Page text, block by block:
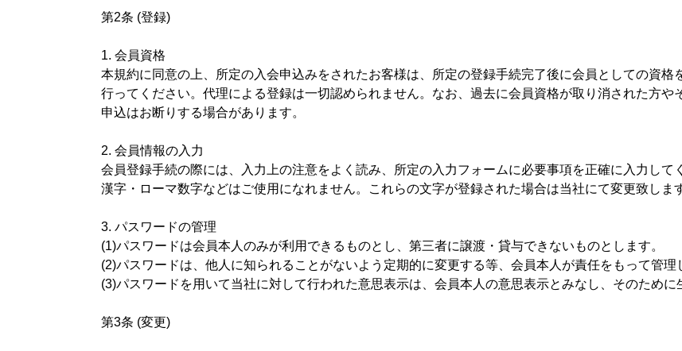
第2条 (登録)
1. 会員資格
本規約に同意の上、所定の入会申込みをされたお客様は、所定の登録手続完了後に会員としての資
行ってください。代理による登録は一切認められません。なお、過去に会員資格が取り消された方
申込はお断りする場合があります。
2. 会員情報の入力
会員登録手続の際には、入力上の注意をよく読み、所定の入力フォームに必要事項を正確に入力して
漢字・ローマ数字などはご使用になれません。これらの文字が登録された場合は当社にて変更致しま
3. パスワードの管理
(1)パスワードは会員本人のみが利用できるものとし、第三者に譲渡・貸与できないものとします。
(2)パスワードは、他人に知られることがないよう定期的に変更する等、会員本人が責任をもって管理
(3)パスワードを用いて当社に対して行われた意思表示は、会員本人の意思表示とみなし、そのために
第3条 (変更)